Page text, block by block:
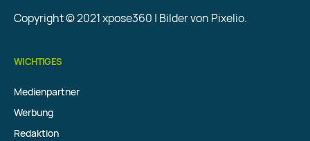
Copyright © 2021 xpose360 | Bilder von Pixelio.
WICHTIGES
Medienpartner
Werbung
Redaktion